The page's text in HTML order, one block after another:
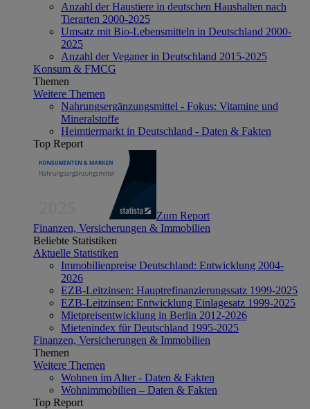
Anzahl der Haustiere in deutschen Haushalten nach
Tierarten 2000-2025
Umsatz mit Bio-Lebensmitteln in Deutschland 2000-
2025
Anzahl der Veganer in Deutschland 2015-2025
Konsum & FMCG
Themen
Weitere Themen
Nahrungsergänzungsmittel - Fokus: Vitamine und
Mineralstoffe
Heimtiermarkt in Deutschland - Daten & Fakten
Top Report
Zum Report
Finanzen, Versicherungen & Immobilien
Beliebte Statistiken
Aktuelle Statistiken
Immobilienpreise Deutschland: Entwicklung 2004-
2026
EZB-Leitzinsen: Hauptrefinanzierungssatz 1999-2025
EZB-Leitzinsen: Entwicklung Einlagesatz 1999-2025
Mietpreisentwicklung in Berlin 2012-2026
Mietenindex für Deutschland 1995-2025
Finanzen, Versicherungen & Immobilien
Themen
Weitere Themen
Wohnen im Alter - Daten & Fakten
Wohnimmobilien – Daten & Fakten
Top Report